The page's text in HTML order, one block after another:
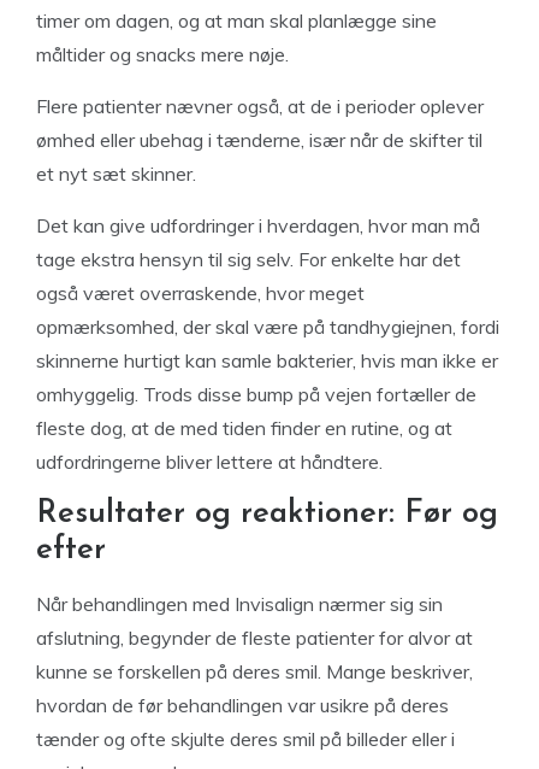
timer om dagen, og at man skal planlægge sine
måltider og snacks mere nøje.
Flere patienter nævner også, at de i perioder oplever
ømhed eller ubehag i tænderne, især når de skifter til
et nyt sæt skinner.
Det kan give udfordringer i hverdagen, hvor man må
tage ekstra hensyn til sig selv. For enkelte har det
også været overraskende, hvor meget
opmærksomhed, der skal være på tandhygiejnen, fordi
skinnerne hurtigt kan samle bakterier, hvis man ikke er
omhyggelig. Trods disse bump på vejen fortæller de
fleste dog, at de med tiden finder en rutine, og at
udfordringerne bliver lettere at håndtere.
Resultater og reaktioner: Før og
efter
Når behandlingen med Invisalign nærmer sig sin
afslutning, begynder de fleste patienter for alvor at
kunne se forskellen på deres smil. Mange beskriver,
hvordan de før behandlingen var usikre på deres
tænder og ofte skjulte deres smil på billeder eller i